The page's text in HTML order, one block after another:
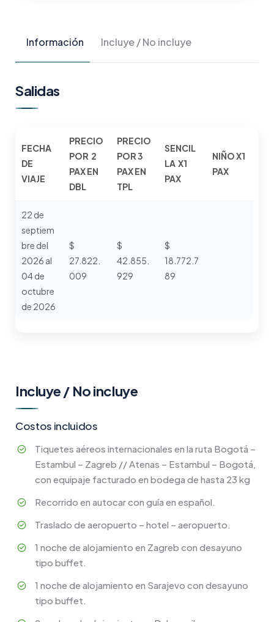
Información Incluye / No incluye
Salidas
FECHA
DE
VIAJE
PRECIO
POR 2
PAX EN
DBL
PRECIO
POR 3
PAX EN
TPL
SENCIL
LA X1
PAX
NIÑO X1
PAX
22 de
septiem
bre del
2026 al
04 de
octubre
de 2026
$
27.822.
009
$
42.855.
929
$
18.772.7
89
Incluye / No incluye
Costos incluidos
Tiquetes aéreos internacionales en la ruta Bogotá –
Estambul – Zagreb // Atenas – Estambul – Bogotá,
con equipaje facturado en bodega de hasta 23 kg
Recorrido en autocar con guía en español.
Traslado de aeropuerto – hotel – aeropuerto.
1 noche de alojamiento en Zagreb con desayuno
tipo buffet.
1 noche de alojamiento en Sarajevo con desayuno
tipo buffet.